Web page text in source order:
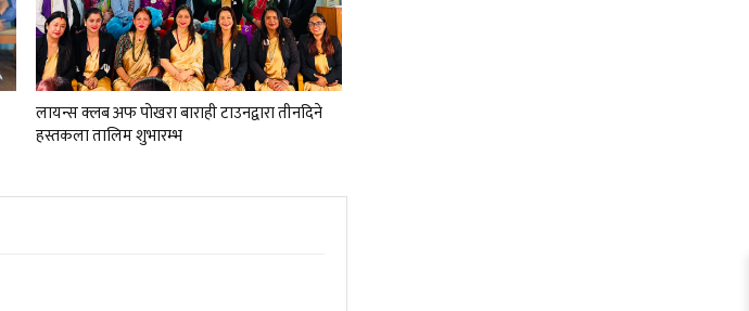
लायन्स क्लब अफ पोखरा बाराही टाउनद्वारा तीनदिने
हस्तकला तालिम शुभारम्भ